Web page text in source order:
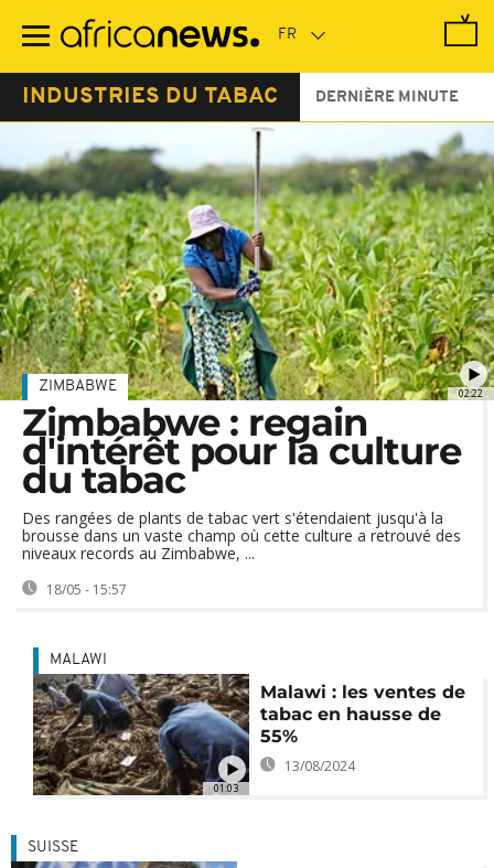
contenu
INDUSTRIES DU TABAC DERNIÈRE MINUTE
02:22
ZIMBABWE
Zimbabwe : regain
d'intérêt pour la culture
du tabac
Des rangées de plants de tabac vert s'étendaient jusqu'à la
brousse dans un vaste champ où cette culture a retrouvé des
niveaux records au Zimbabwe, ...
18/05 - 15:57
01:03
MALAWI
Malawi : les ventes de
tabac en hausse de
55%
13/08/2024
SUISSE